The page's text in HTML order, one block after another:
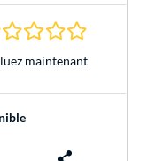
maintenant